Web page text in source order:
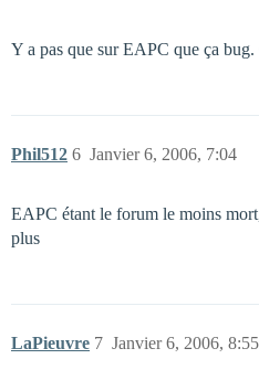
Y a pas que sur EAPC que ça
Phil512 Janvier 6, 2006, 7:04
6
EAPC étant le forum le moins
plus
LaPieuvre Janvier 6, 2006, 8:55
7